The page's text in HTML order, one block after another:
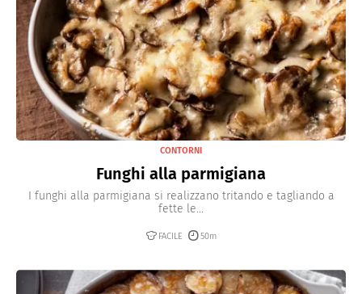
CONTORNI
Funghi alla parmigiana
I funghi alla parmigiana si realizzano tritando e tagliando a
fette le...
FACILE 50m